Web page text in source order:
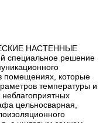
НАСТЕННЫЕ
специальное решение
помещениях, которые
температуры и
цельносварная,